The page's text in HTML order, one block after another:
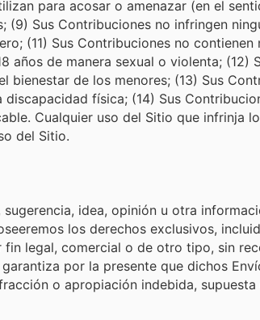
para acosar o amenazar (en el
Sus Contribuciones no infringen
(11) Sus Contribuciones no
años de manera sexual o violenta;
de los menores; (13) Sus
física; (14) Sus
Cualquier uso del Sitio que infrinja
del Sitio.
idea, opinión u otra
los derechos exclusivos,
legal, comercial o de otro tipo, sin
por la presente que dichos
o apropiación indebida,